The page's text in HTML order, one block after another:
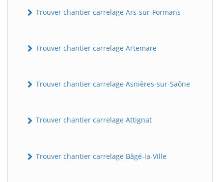
Trouver chantier carrelage Ars-sur-Formans
Trouver chantier carrelage Artemare
Trouver chantier carrelage Asnières-sur-Saône
Trouver chantier carrelage Attignat
Trouver chantier carrelage Bâgé-la-Ville